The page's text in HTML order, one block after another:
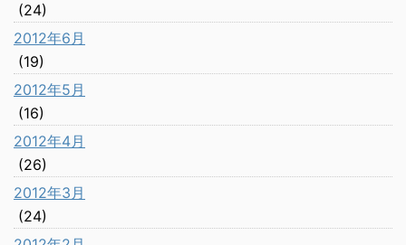
(24)
2012年6月
(19)
2012年5月
(16)
2012年4月
(26)
2012年3月
(24)